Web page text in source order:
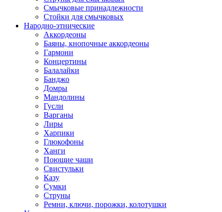
Смычковые принадлежности
Стойки для смычковых
Народно-этнические
Аккордеоны
Баяны, кнопочные аккордеоны
Гармони
Концертины
Балалайки
Банджо
Домры
Мандолины
Гусли
Варганы
Лиры
Харпики
Глюкофоны
Ханги
Поющие чаши
Свистульки
Казу
Сумки
Струны
Ремни, ключи, порожки, колотушки